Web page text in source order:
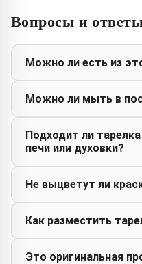
Вопросы и
Можно ли есть из
Можно ли мыть в
Подходит ли
печи или духовки?
Не выцветут ли
Как разместить
Это оригинальная